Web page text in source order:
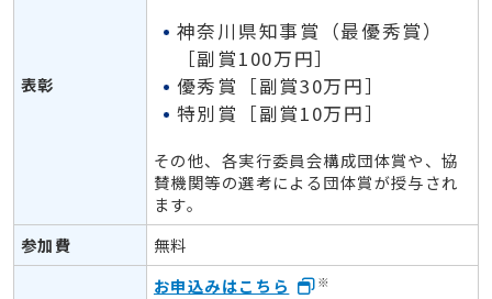
表彰
神奈川県知事賞（最優秀賞）
［副賞100万円］
優秀賞［副賞30万円］
特別賞［副賞10万円］
その他、各実行委員会構成団体賞や、協
賛機関等の選考による団体賞が授与され
ます。
参加費
無料
お申込みはこちら ※